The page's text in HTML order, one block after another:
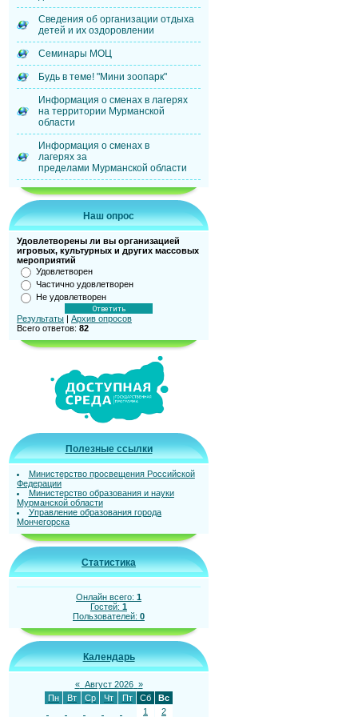
Сведения об организации отдыха
детей и их оздоровлении
Семинары МОЦ
Будь в теме! "Мини зоопарк"
Информация о сменах в лагерях
на территории Мурманской
области
Информация о сменах в
лагерях за
пределами Мурманской области
Наш опрос
Удовлетворены ли вы организацией
игровых, культурных и других массовых
мероприятий
Удовлетворен
Частично удовлетворен
Не удовлетворен
Результаты | Архив опросов
Всего ответов: 82
Полезные ссылки
Министерство просвещения Российской
Федерации
Министерство образования и науки
Мурманской области
Управление образования города
Мончегорска
Статистика
Онлайн всего: 1
Гостей: 1
Пользователей: 0
Календарь
« Август 2026 »
Пн
Вт Ср Чт Пт Сб
Вс
1
2